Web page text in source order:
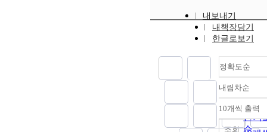
내보내기
내책장담기
한글로보기
정확도순
정확
순
인기
순
내림차순
내림
10개씩 출력
조회